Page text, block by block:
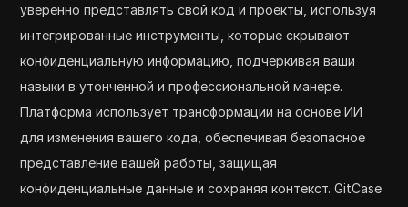
уверенно представлять свой код и проекты, используя
интегрированные инструменты, которые скрывают
конфиденциальную информацию, подчеркивая ваши
навыки в утонченной и профессиональной манере.
Платформа использует трансформации на основе ИИ
для изменения вашего кода, обеспечивая безопасное
представление вашей работы, защищая
конфиденциальные данные и сохраняя контекст. GitCase